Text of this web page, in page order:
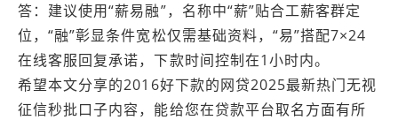
答：建议使用“薪易融”，名称中“薪”贴合工薪客群定
位，“融”彰显条件宽松仅需基础资料，“易”搭配7×24
在线客服回复承诺，下款时间控制在1小时内。
希望本文分享的2016好下款的网贷2025最新热门无视
征信秒批口子内容，能给您在贷款平台取名方面有所